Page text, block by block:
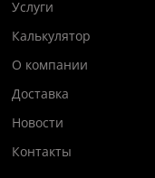
Услуги
Калькулятор
О компании
Доставка
Новости
Контакты